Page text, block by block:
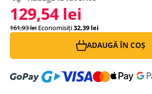
129,54 lei
161,93 lei Economisiți32,39 lei
ADAUGĂ ÎN COȘ